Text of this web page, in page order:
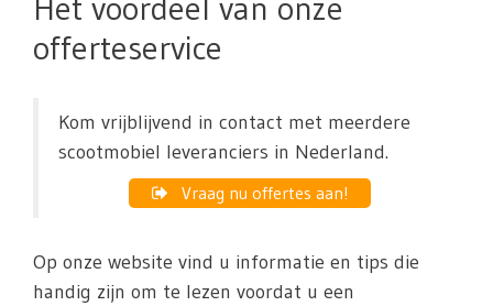
Het voordeel van onze
offerteservice
Kom vrijblijvend in contact met meerdere
scootmobiel leveranciers in Nederland.
Vraag nu offertes aan!
Op onze website vind u informatie en tips die
handig zijn om te lezen voordat u een